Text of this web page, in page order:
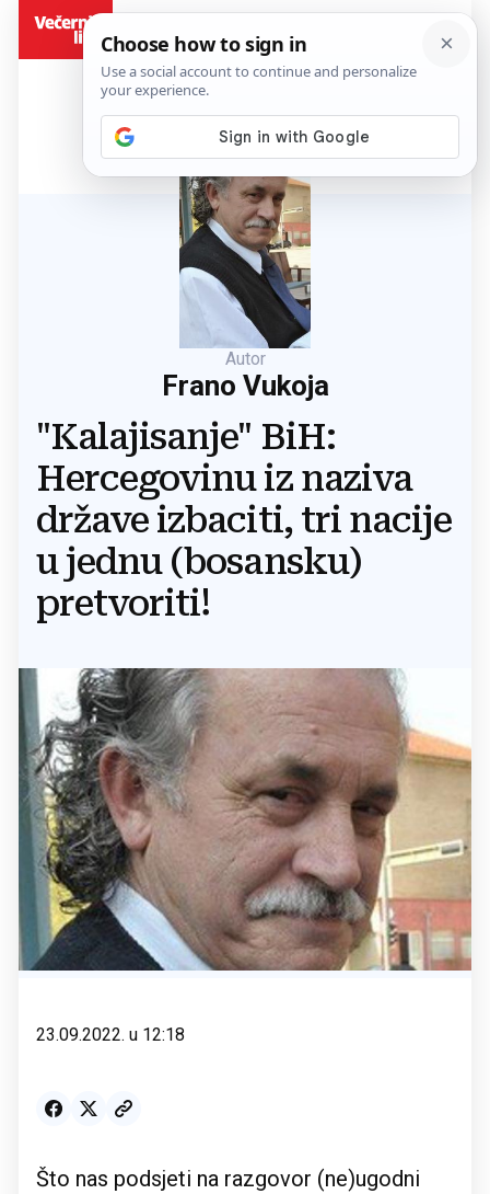
Autor
Frano Vukoja
"Kalajisanje" BiH:
Hercegovinu iz naziva
države izbaciti, tri nacije
u jednu (bosansku)
pretvoriti!
23.09.2022. u 12:18
Što nas podsjeti na razgovor (ne)ugodni